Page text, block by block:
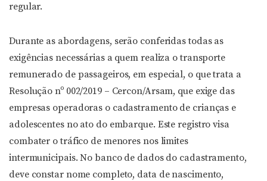
regular.
Durante as abordagens, serão conferidas todas as
exigências necessárias a quem realiza o transporte
remunerado de passageiros, em especial, o que trata a
Resolução nº 002/2019 – Cercon/Arsam, que exige das
empresas operadoras o cadastramento de crianças e
adolescentes no ato do embarque. Este registro visa
combater o tráfico de menores nos limites
intermunicipais. No banco de dados do cadastramento,
deve constar nome completo, data de nascimento,